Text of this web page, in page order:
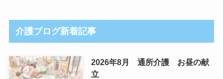
介護ブログ新着記事
2026年8月 通所介護 お昼の献
立